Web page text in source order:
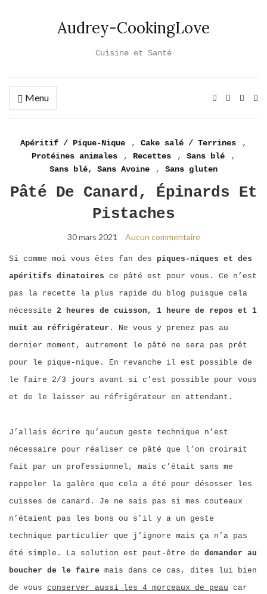
Audrey-CookingLove
Cuisine et Santé
Menu
Apéritif / Pique-Nique , Cake salé / Terrines
,
Protéines animales
, Recettes , Sans blé
,
Sans blé, Sans Avoine
, Sans gluten
Pâté De Canard, Épinards Et
Pistaches
30 mars 2021 Aucun commentaire
Si comme moi vous êtes fan des piques-niques et des
apéritifs dinatoires ce pâté est pour vous. Ce n’est
pas la recette la plus rapide du blog puisque cela
nécessite 2 heures de cuisson, 1 heure de repos et 1
nuit au réfrigérateur . Ne vous y prenez pas au
dernier moment, autrement le pâté ne sera pas prêt
pour le pique-nique. En revanche il est possible de
le faire 2/3 jours avant si c’est possible pour vous
et de le laisser au réfrigérateur en attendant.
J’allais écrire qu’aucun geste technique n’est
nécessaire pour réaliser ce pâté que l’on croirait
fait par un professionnel, mais c’était sans me
rappeler la galère que cela a été pour désosser les
cuisses de canard. Je ne sais pas si mes couteaux
n’étaient pas les bons ou s’il y a un geste
technique particulier que j’ignore mais ça n’a pas
été simple. La solution est peut-être de demander au
boucher de le faire mais dans ce cas, dites lui bien
de vous conserver aussi les 4 morceaux de peau car